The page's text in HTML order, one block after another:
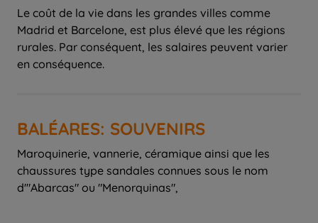
Le coût de la vie dans les grandes villes comme
Madrid et Barcelone, est plus élevé que les régions
rurales. Par conséquent, les salaires peuvent varier
en conséquence.
BALÉARES: SOUVENIRS
Maroquinerie, vannerie, céramique ainsi que les
chaussures type sandales connues sous le nom
d'"Abarcas" ou "Menorquinas",